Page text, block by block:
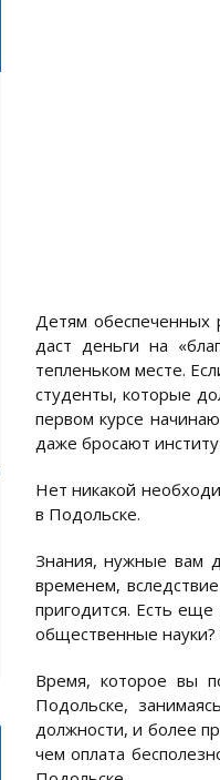
Детям обеспеченных
даст деньги на
тепленьком месте.
студенты, которые
первом курсе
даже бросают
Нет никакой
в Подольске.
Знания, нужные вам
временем,
пригодится. Есть
общественные науки?
Время, которое вы
Подольске,
должности, и более
чем оплата